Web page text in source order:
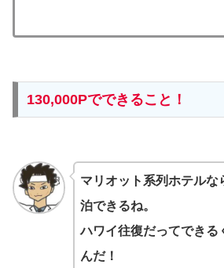
130,000Pでできること！
マリオット系列ホテルな
泊できるね。
ハワイ往復だってできる
んだ！